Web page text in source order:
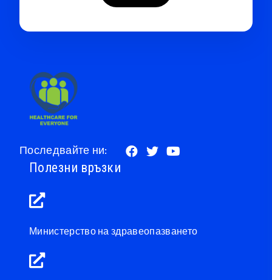
Последвайте ни:
Полезни връзки
Министерство на здравеопазването